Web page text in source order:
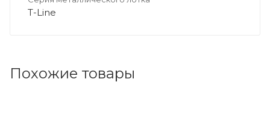
T-Line
Похожие товары